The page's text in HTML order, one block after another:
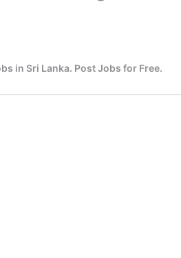
in Sri Lanka. Post Jobs for Free.